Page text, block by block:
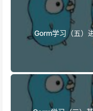
Gorm学习（五）